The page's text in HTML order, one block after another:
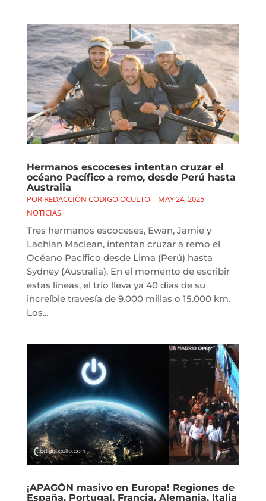
Hermanos escoceses intentan cruzar el
océano Pacífico a remo, desde Perú hasta
Australia
POR REDACCIÓN CODIGO OCULTO| MAY 24, 2025|
NOTICIAS
Tres hermanos escoceses, Ewan, Jamie y
Lachlan Maclean, intentan cruzar a remo el
Océano Pacífico desde Lima (Perú) hasta
Sydney (Australia). En el momento de escribir
estas líneas, el trío lleva ya 40 días de su
increíble travesía de 9.000 millas o 15.000 km.
Los...
¡APAGÓN masivo en Europa! Regiones de
España, Portugal, Francia, Alemania, Italia